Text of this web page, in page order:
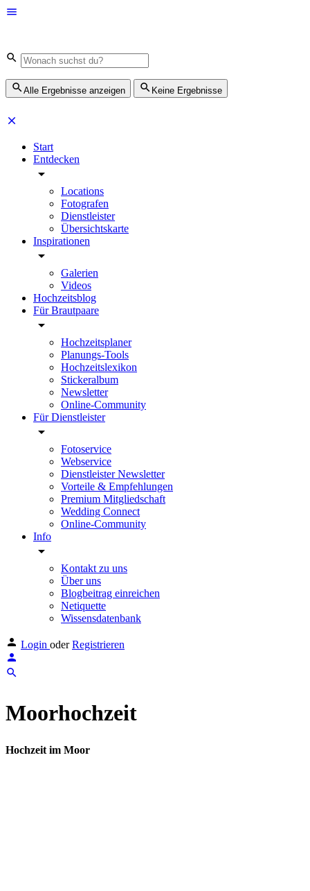
Alle Ergebnisse anzeigen Keine Ergebnisse
Start
Entdecken
Locations
Fotografen
Dienstleister
Übersichtskarte
Inspirationen
Galerien
Videos
Hochzeitsblog
Für Brautpaare
Hochzeitsplaner
Planungs-Tools
Hochzeitslexikon
Stickeralbum
Newsletter
Online-Community
Für Dienstleister
Fotoservice
Webservice
Dienstleister Newsletter
Vorteile & Empfehlungen
Premium Mitgliedschaft
Wedding Connect
Online-Community
Info
Kontakt zu uns
Über uns
Blogbeitrag einreichen
Netiquette
Wissensdatenbank
Login oder Registrieren
Moorhochzeit
Hochzeit im Moor